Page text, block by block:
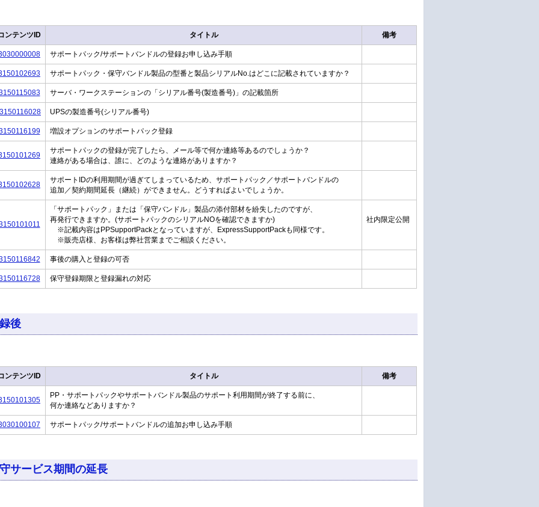
ンテンツID タイトル 備考
サポートパック/サポートバンドルの登録お申し込み手順
サポートパック・保守バンドル製品の型番と製品シリアルNo.はどこに記載されていますか？
サーバ・ワークステーションの「シリアル番号(製造番号)」の記載箇所
UPSの製造番号(シリアル番号)
増設オプションのサポートパック登録
サポートパックの登録が完了したら、メール等で何か連絡等あるのでしょうか？
連絡がある場合は、誰に、どのような連絡がありますか？
サポートIDの利用期間が過ぎてしまっているため、サポートパック／サポートバンドルの
追加／契約期間延長（継続）ができません。どうすればよいでしょうか。
「サポートパック」または「保守バンドル」製品の添付部材を紛失したのですが、
再発行できますか。(サポートパックのシリアルNOを確認できますか)
※記載内容はPPSupportPackとなっていますが、ExpressSupportPackも同様です。
※販売店様、お客様は弊社営業までご相談ください。
社内限定公開
事後の購入と登録の可否
保守登録期限と登録漏れの対応
後
ンテンツID タイトル 備考
PP・サポートパックやサポートバンドル製品のサポート利用期間が終了する前に、
何か連絡などありますか？
サポートパック/サポートバンドルの追加お申し込み手順
サービス期間の延長